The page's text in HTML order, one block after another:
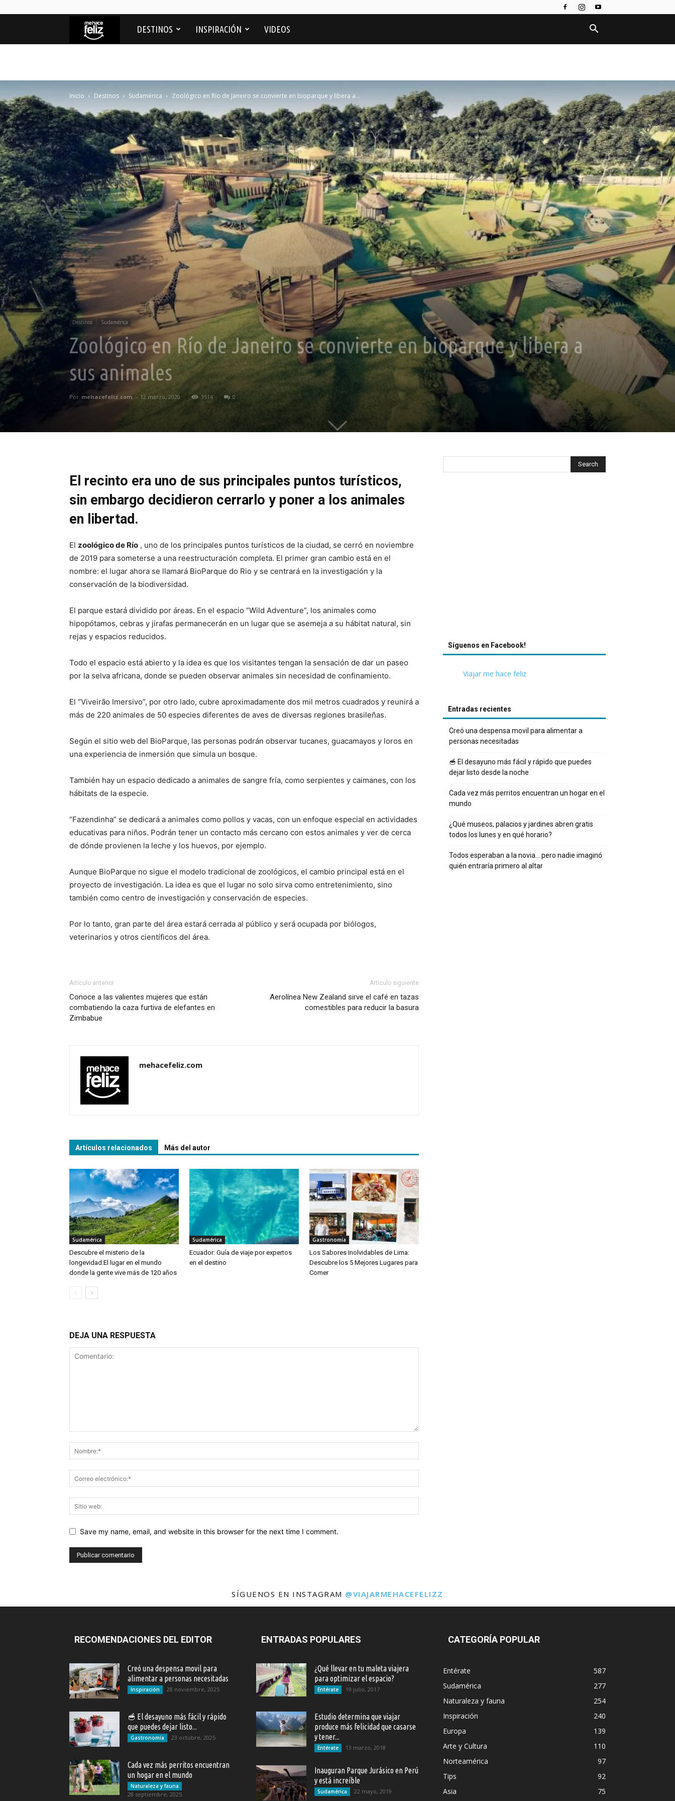
MeDESTINOS INSPIRACIÓN VIDEOS
Inicio Destinos Sudamérica Zoológico en Río de Janeiro se convierte en bioparque y libera a...
Destinos Sudamérica
Zoológico en Río de Janeiro se convierte en bioparque y libera a
sus animales
Por mehacefeliz.com - 12 marzo, 2020 3514 0
El recinto era uno de sus principales puntos turísticos,
sin embargo decidieron cerrarlo y poner a los animales
en libertad.
El zoológico de Río , uno de los principales puntos turísticos de la ciudad, se cerró en noviembre
de 2019 para someterse a una reestructuración completa. El primer gran cambio está en el
nombre: el lugar ahora se llamará BioParque do Rio y se centrará en la investigación y la
conservación de la biodiversidad.
El parque estará dividido por áreas. En el espacio “Wild Adventure”, los animales como
hipopótamos, cebras y jirafas permanecerán en un lugar que se asemeja a su hábitat natural, sin
rejas y espacios reducidos.
Todo el espacio está abierto y la idea es que los visitantes tengan la sensación de dar un paseo
por la selva africana, donde se pueden observar animales sin necesidad de confinamiento.
El “Viveirão Imersivo”, por otro lado, cubre aproximadamente dos mil metros cuadrados y reunirá a
más de 220 animales de 50 especies diferentes de aves de diversas regiones brasileñas.
Según el sitio web del BioParque, las personas podrán observar tucanes, guacamayos y loros en
una experiencia de inmersión que simula un bosque.
También hay un espacio dedicado a animales de sangre fría, como serpientes y caimanes, con los
hábitats de la especie.
“Fazendinha” se dedicará a animales como pollos y vacas, con un enfoque especial en actividades
educativas para niños. Podrán tener un contacto más cercano con estos animales y ver de cerca
de dónde provienen la leche y los huevos, por ejemplo.
Aunque BioParque no sigue el modelo tradicional de zoológicos, el cambio principal está en el
proyecto de investigación. La idea es que el lugar no solo sirva como entretenimiento, sino
también como centro de investigación y conservación de especies.
Por lo tanto, gran parte del área estará cerrada al público y será ocupada por biólogos,
veterinarios y otros científicos del área.
Artículo anterior
Conoce a las valientes mujeres que están
combatiendo la caza furtiva de elefantes en
Zimbabue
Artículo siguiente
Aerolínea New Zealand sirve el café en tazas
comestibles para reducir la basura
mehacefeliz.com
Artículos relacionados Más del autor
Sudamérica
Descubre el misterio de la
longevidad:El lugar en el mundo
donde la gente vive más de 120 años
Sudamérica
Ecuador: Guía de viaje por expertos
en el destino
Gastronomía
Los Sabores Inolvidables de Lima:
Descubre los 5 Mejores Lugares para
Comer
DEJA UNA RESPUESTA
Save my name, email, and website in this browser for the next time I comment.
Síguenos en Facebook!
Viajar me hace feliz
Entradas recientes
Creó una despensa movil para alimentar a
personas necesitadas
🥣 El desayuno más fácil y rápido que puedes
dejar listo desde la noche
Cada vez más perritos encuentran un hogar en el
mundo
¿Qué museos, palacios y jardines abren gratis
todos los lunes y en qué horario?
Todos esperaban a la novia… pero nadie imaginó
quién entraría primero al altar
SÍGUENOS EN INSTAGRAM @VIAJARMEHACEFELIZZ
RECOMENDACIONES DEL EDITOR
Creó una despensa movil para
alimentar a personas necesitadas
Inspiración 28 noviembre, 2025
🥣 El desayuno más fácil y rápido
que puedes dejar listo...
Gastronomía 23 octubre, 2025
Cada vez más perritos encuentran
un hogar en el mundo
Naturaleza y fauna
28 septiembre, 2025
ENTRADAS POPULARES
¿Qué llevar en tu maleta viajera
para optimizar el espacio?
Entérate 19 julio, 2017
Estudio determina que viajar
produce más felicidad que casarse
y tener...
Entérate 13 marzo, 2018
Inauguran Parque Jurásico en Perú
y está increíble
Sudamérica 22 mayo, 2019
CATEGORÍA POPULAR
Entérate
587
Sudamérica
277
Naturaleza y fauna
254
Inspiración
240
Europa
139
Arte y Cultura
110
Norteamérica
97
Tips
92
Asia
75